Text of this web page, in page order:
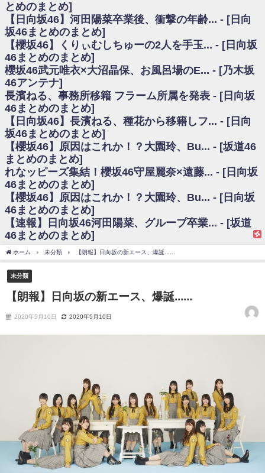
乃木坂欅坂まとめのまとめ / 【日向坂46】この月、何かあるのか！？『お
願いバッハ！』ミーグリ日程がこちら
欅坂/日向坂46まとめのまとめ / 【櫻坂46】ミーグリで喧嘩！？山下瞳月、
これはマジギレしてる
乃木坂46アンテナ / 【櫻坂46】ハリソン守屋「ゆーづのせいです」【ラヴ
ィット!】
乃木坂あんてな ～乃木坂46・欅坂46・日向坂46のニュース・情報・話題
をピックアップ / 良い品揃え！櫻坂46 12thシングル『Make or Break』オフィ
シャルグッズ絶賛販売受付中
日向坂46まとめのまとめ / 【日向坂46】この月、何かあるのか！？『お願
いバッハ！』ミーグリ日程がこちら
日向坂46まとめのまとめ / 【元日向坂46】この卒業生、めちゃくちゃテレ
ビで見かけるな
欅坂/日向坂46まとめのまとめ / 【櫻坂46】リアルミーグリであの販売も！
『Make or Break』オフィシャルグッズ解禁
乃木坂46アンテナ / 【櫻坂46】ミーグリで喧嘩！？山下瞳月、これはマジ
ギレしてる
乃木坂あんてな ～乃木坂46・欅坂46・日向坂46のニュース・情報・話題
をピックアップ / れなッピーズ集結！櫻坂46守屋麗奈×遠藤理子、8/6「ラヴィ
ット！」水曜スタジオ出演決定
日向坂46まとめのまとめ / 【日向坂46】富田鈴花、次の事務所が決まって
そう！？
日向坂46まとめのまとめ / 【日向坂46】富田鈴花、次の事務所が決まって
そう！？
ハ！』ミーグリ日程がこちら
乃木坂あんてな ～乃木坂46・欅坂46・日向坂46のニュース・情報・話題
をピックアップ / 日向坂46卒業後初共演！佐々木久美さん、師匠オードリー若
欅坂46/日向坂46まとめのまとめ / 『anan』の表紙の櫻坂46さん、多様性
日向坂46まとめのまとめ / 【日向坂46】富田鈴花1st写真集の先行カット、
これも素晴らしい
日向坂46まとめのまとめ / 【日向坂46】五期生着ぐるみ生写真も！ 富田鈴
花考案グッズ＆生写真5種が公開される
日向坂46まとめのまとめ / これから彼氏と行為する直前の賀喜遥香、やば
アイドル – ぷぅアンテナ / 「乃木坂46ののぎおび⊿」北野日奈子が生配
とめのまとめ]
【日向坂46】河田陽菜卒業後、衝撃の年齢... - [日向
坂46まとめのまとめ]
【櫻坂46】くりぃむしちゅーの2人を手玉... - [日向坂
46まとめのまとめ]
櫻坂46武元唯衣×大沼晶保、お風呂場のE... - [乃木坂
46アンテナ]
長濱ねる、事務所移籍 フラーム所属を発表 - [日向坂
46まとめのまとめ]
【日向坂46】長濱ねる、種花から移籍しフ... - [日向
坂46まとめのまとめ]
【櫻坂46】原因はこれか！？大園玲、Bu... - [坂道46
まとめのまとめ]
れなッピーズ集結！櫻坂46守屋麗奈×遠藤... - [日向坂
46まとめのまとめ]
【櫻坂46】原因はこれか！？大園玲、Bu... - [日向坂
46まとめのまとめ]
【速報】日向坂46河田陽菜、グループ卒業... - [坂道
46まとめのまとめ]
ホーム 未分類 【朗報】日向坂の新エース、爆誕......
未分類
【朗報】日向坂の新エース、爆誕......
2020年5月10日 2020年5月10日